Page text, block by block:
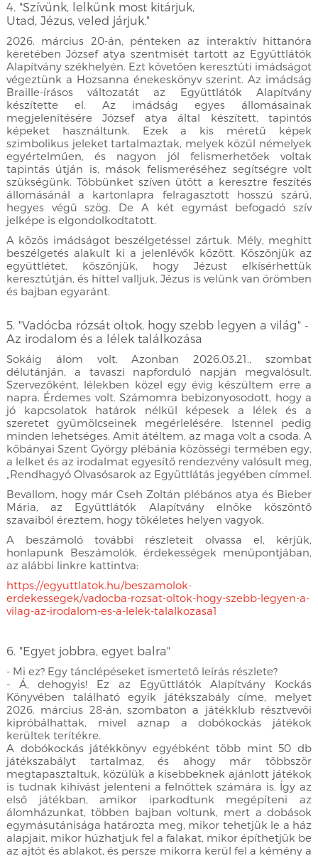
4. "Szívünk, lelkünk most kitárjuk,
Utad, Jézus, veled járjuk."
2026. március 20-án, pénteken az interaktív hittanóra
keretében József atya szentmisét tartott az Együttlátók
Alapítvány székhelyén. Ezt követően keresztúti imádságot
végeztünk a Hozsanna énekeskönyv szerint. Az imádság
Braille-írásos változatát az Együttlátók Alapítvány
készítette el. Az imádság egyes állomásainak
megjelenítésére József atya által készített, tapintós
képeket használtunk. Ezek a kis méretű képek
szimbolikus jeleket tartalmaztak, melyek közül némelyek
egyértelműen, és nagyon jól felismerhetőek voltak
tapintás útján is, mások felismeréséhez segítségre volt
szükségünk. Többünket szíven ütött a keresztre feszítés
állomásánál a kartonlapra felragasztott hosszú szárú,
hegyes végű szög. De A két egymást befogadó szív
jelképe is elgondolkodtatott.
A közös imádságot beszélgetéssel zártuk. Mély, meghitt
beszélgetés alakult ki a jelenlévők között. Köszönjük az
együttlétet, köszönjük, hogy Jézust elkísérhettük
keresztútján, és hittel valljuk, Jézus is velünk van örömben
és bajban egyaránt.
5. "Vadócba rózsát oltok, hogy szebb legyen a világ" -
Az irodalom és a lélek találkozása
Sokáig álom volt. Azonban 2026.03.21., szombat
délutánján, a tavaszi napforduló napján megvalósult.
Szervezőként, lélekben közel egy évig készültem erre a
napra. Érdemes volt. Számomra bebizonyosodott, hogy a
jó kapcsolatok határok nélkül képesek a lélek és a
szeretet gyümölcseinek megérlelésére. Istennel pedig
minden lehetséges. Amit átéltem, az maga volt a csoda. A
kőbányai Szent György plébánia közösségi termében egy,
a lelket és az irodalmat egyesítő rendezvény valósult meg,
„Rendhagyó Olvasósarok az Együttlátás jegyében címmel.
Bevallom, hogy már Cseh Zoltán plébános atya és Bieber
Mária, az Együttlátók Alapítvány elnöke köszöntő
szavaiból éreztem, hogy tökéletes helyen vagyok.
A beszámoló további részleteit olvassa el, kérjük,
honlapunk Beszámolók, érdekességek menüpontjában,
az alábbi linkre kattintva:
https://egyuttlatok.hu/beszamolok-
erdekessegek/vadocba-rozsat-oltok-hogy-szebb-legyen-a-
vilag-az-irodalom-es-a-lelek-talalkozasa1
6. "Egyet jobbra, egyet balra"
- Mi ez? Egy tánclépéseket ismertető leírás részlete?
- Á, dehogyis! Ez az Együttlátók Alapítvány Kockás
Könyvében található egyik játékszabály címe, melyet
2026. március 28-án, szombaton a játékklub résztvevői
kipróbálhattak, mivel aznap a dobókockás játékok
kerültek terítékre.
A dobókockás játékkönyv egyébként több mint 50 db
játékszabályt tartalmaz, és ahogy már többször
megtapasztaltuk, közülük a kisebbeknek ajánlott játékok
is tudnak kihívást jelenteni a felnőttek számára is. Így az
első játékban, amikor iparkodtunk megépíteni az
álomházunkat, többen bajban voltunk, mert a dobások
egymásutánisága határozta meg, mikor tehetjük le a ház
alapjait, mikor húzhatjuk fel a falakat, mikor építhetjük be
az ajtót és ablakot, és persze mikorra kerül fel a kémény a